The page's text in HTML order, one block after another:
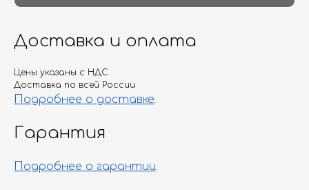
Доставка и оплата
Цены указаны с НДС
Доставка по всей России
Подробнее о доставке.
Гарантия
Подробнее о гарантии.